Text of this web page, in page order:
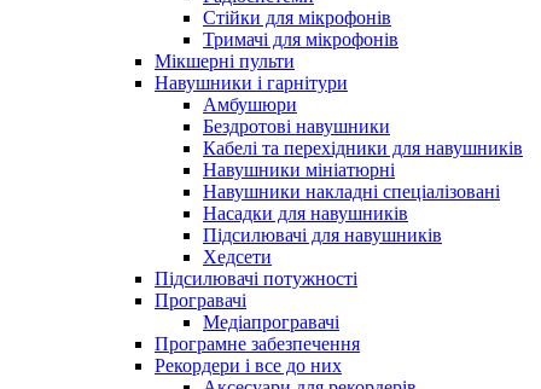
Стійки для мікрофонів
Тримачі для мікрофонів
Мікшерні пульти
Навушники і гарнітури
Амбушюри
Бездротові навушники
Кабелі та перехідники для навушників
Навушники мініатюрні
Навушники накладні спеціалізовані
Насадки для навушників
Підсилювачі для навушників
Хедсети
Підсилювачі потужності
Програвачі
Медіапрогравачі
Програмне забезпечення
Рекордери і все до них